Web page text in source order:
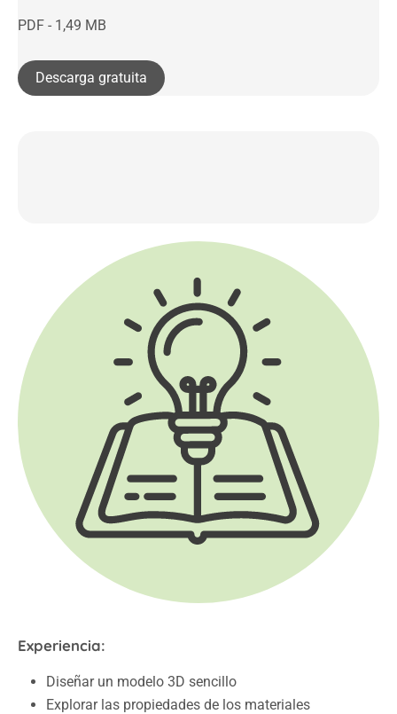
PDF - 1,49 MB
Descarga gratuita
Experiencia:
Diseñar un modelo 3D sencillo
Explorar las propiedades de los materiales